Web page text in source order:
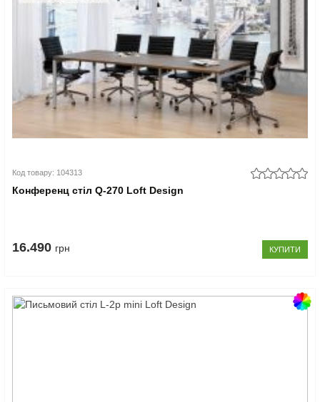
Код товару: 104313
Конференц стіл Q-270 Loft Design
16.490 грн КУПИТИ